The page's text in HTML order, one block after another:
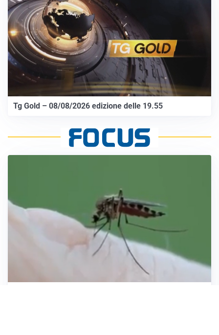
Tg Gold – 08/08/2026 edizione delle 19.55